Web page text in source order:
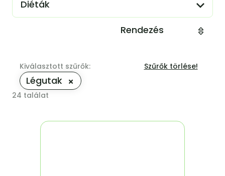
Diéták
Rendezés
Kiválasztott szűrők:
Légutak
Szűrők törlése!
24 találat